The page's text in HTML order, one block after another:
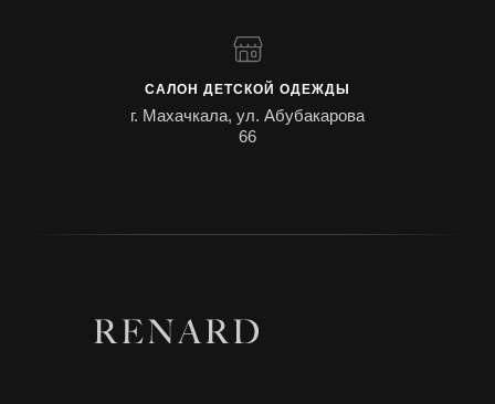
САЛОН ДЕТСКОЙ ОДЕЖДЫ
г. Махачкала, ул. Абубакарова
66